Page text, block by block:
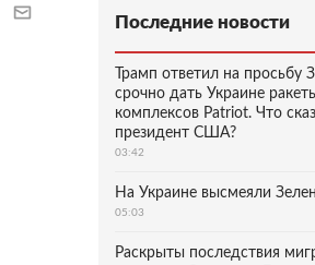
Последние новости
Трамп ответил на просьбу
срочно дать Украине
комплексов Patriot. Что
президент США?
03:42
На Украине высмеяли
05:03
Раскрыты последствия